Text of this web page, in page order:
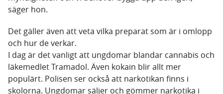
säger hon.
Det gäller även att veta vilka preparat som är i omlopp
och hur de verkar.
I dag är det vanligt att ungdomar blandar cannabis och
läkemedlet Tramadol. Även kokain blir allt mer
populärt. Polisen ser också att narkotikan finns i
skolorna. Ungdomar säljer och gömmer narkotika i